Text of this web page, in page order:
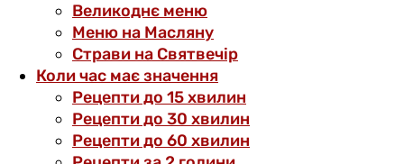
Великоднє меню
Меню на Масляну
Страви на Святвечір
Коли час має значення
Рецепти до 15 хвилин
Рецепти до 30 хвилин
Рецепти до 60 хвилин